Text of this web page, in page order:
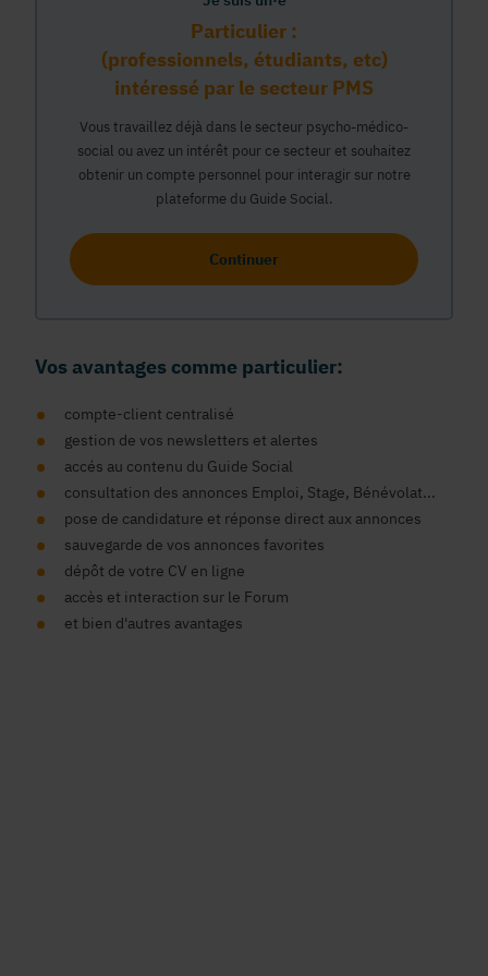
Particulier :
(professionnels, étudiants, etc)
intéressé par le secteur PMS
Vous travaillez déjà dans le secteur psycho-médico-
social ou avez un intérêt pour ce secteur et souhaitez
obtenir un compte personnel pour interagir sur notre
plateforme du Guide Social.
Continuer
Vos avantages comme particulier:
compte-client centralisé
gestion de vos newsletters et alertes
accés au contenu du Guide Social
consultation des annonces Emploi, Stage, Bénévolat...
pose de candidature et réponse direct aux annonces
sauvegarde de vos annonces favorites
dépôt de votre CV en ligne
accès et interaction sur le Forum
et bien d'autres avantages